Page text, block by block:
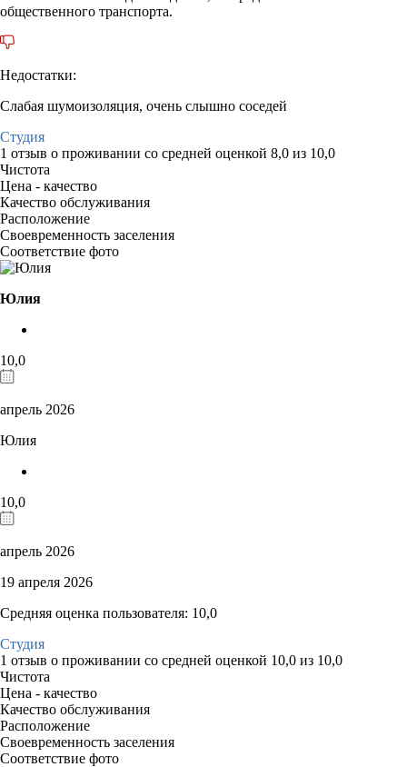
общественного транспорта.
Недостатки:
Слабая шумоизоляция, очень слышно соседей
Студия
1 отзыв о проживании со средней оценкой 8,0 из 10,0
Чистота
Цена - качество
Качество обслуживания
Расположение
Своевременность заселения
Соответствие фото
Юлия
10,0
апрель 2026
Юлия
10,0
апрель 2026
19 апреля 2026
Средняя оценка пользователя: 10,0
Студия
1 отзыв о проживании со средней оценкой 10,0 из 10,0
Чистота
Цена - качество
Качество обслуживания
Расположение
Своевременность заселения
Соответствие фото